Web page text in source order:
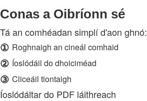
Conas a Oibríonn sé
Tá an comhéadan simplí d'aon ghnó:
① Roghnaigh an cineál comhaid
② Íoslódáil do dhoiciméad
③ Cliceáil tiontaigh
Íoslódáltar do PDF láithreach